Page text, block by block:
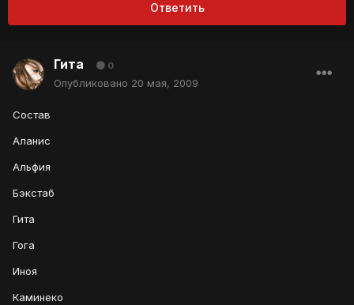
Ответить
Гита 0
Опубликовано 20 мая, 2009
Состав
Аланис
Альфия
Бэкстаб
Гита
Гога
Иноя
Каминеко